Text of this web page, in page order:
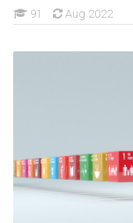
91 Aug 2022